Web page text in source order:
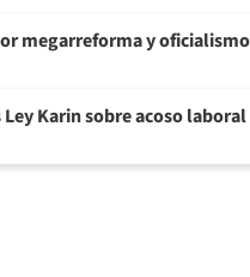
megarreforma y
Karin sobre acoso laboral